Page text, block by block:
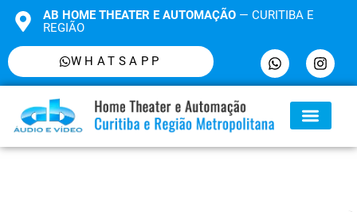
AB HOME THEATER E AUTOMAÇÃO— CURITIBA E
REGIÃO
WHATSAPP